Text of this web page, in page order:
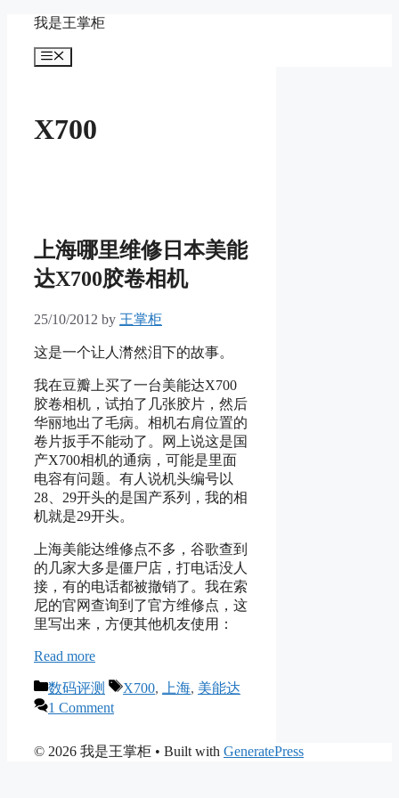
content
我是王掌柜
Menu
X700
上海哪里维修日本美能
达X700胶卷相机
25/10/2012 by 王掌柜
这是一个让人潸然泪下的故事。
我在豆瓣上买了一台美能达X700
胶卷相机，试拍了几张胶片，然后
华丽地出了毛病。相机右肩位置的
卷片扳手不能动了。网上说这是国
产X700相机的通病，可能是里面
电容有问题。有人说机头编号以
28、29开头的是国产系列，我的相
机就是29开头。
上海美能达维修点不多，谷歌查到
的几家大多是僵尸店，打电话没人
接，有的电话都被撤销了。我在索
尼的官网查询到了官方维修点，这
里写出来，方便其他机友使用：
Read more
Categories
数码评测 Tags
X700, 上海, 美能达
1 Comment
© 2026 我是王掌柜 • Built with GeneratePress